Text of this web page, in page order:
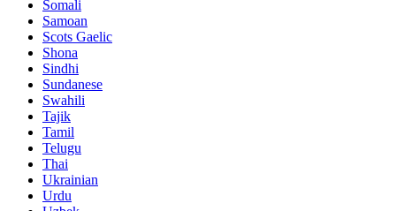
Somali
Samoan
Scots Gaelic
Shona
Sindhi
Sundanese
Swahili
Tajik
Tamil
Telugu
Thai
Ukrainian
Urdu